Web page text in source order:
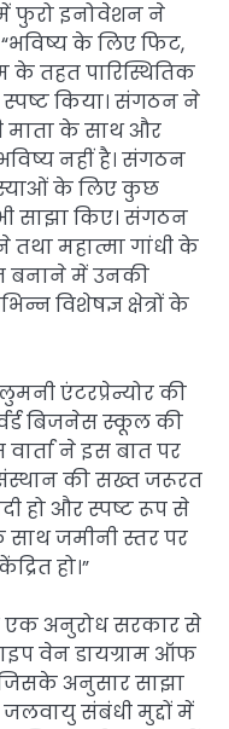
फुरो इनोवेशन ने
“भविष्य के लिए फिट,
के तहत पारिस्थितिक
किया। संगठन ने
माता के साथ और
नहीं है। संगठन
के लिए कुछ
साझा किए। संगठन
महात्मा गांधी के
बनाने में उनकी
विशेषज्ञ क्षेत्रों के
एंटरप्रेन्योर की
बिजनेस स्कूल की
वार्ता ने इस बात पर
की सख्त जरूरत
हो और स्पष्ट रूप से
साथ जमीनी स्तर पर
हो।”
अनुरोध सरकार से
वेन डायग्राम ऑफ
अनुसार साझा
संबंधी मुद्दों में